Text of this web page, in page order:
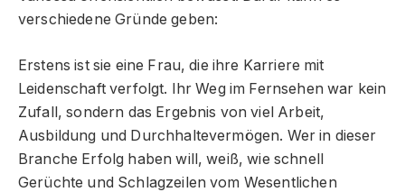
verschiedene Gründe geben:
Erstens ist sie eine Frau, die ihre Karriere mit
Leidenschaft verfolgt. Ihr Weg im Fernsehen war kein
Zufall, sondern das Ergebnis von viel Arbeit,
Ausbildung und Durchhaltevermögen. Wer in dieser
Branche Erfolg haben will, weiß, wie schnell
Gerüchte und Schlagzeilen vom Wesentlichen